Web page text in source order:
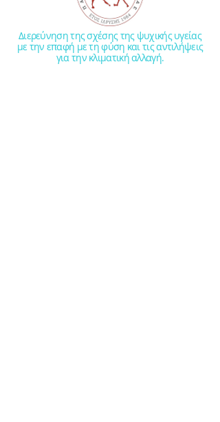
Διερεύνηση της σχέσης της ψυχικής υγείας
με την επαφή με τη φύση και τις αντιλήψεις
για την κλιματική αλλαγή.